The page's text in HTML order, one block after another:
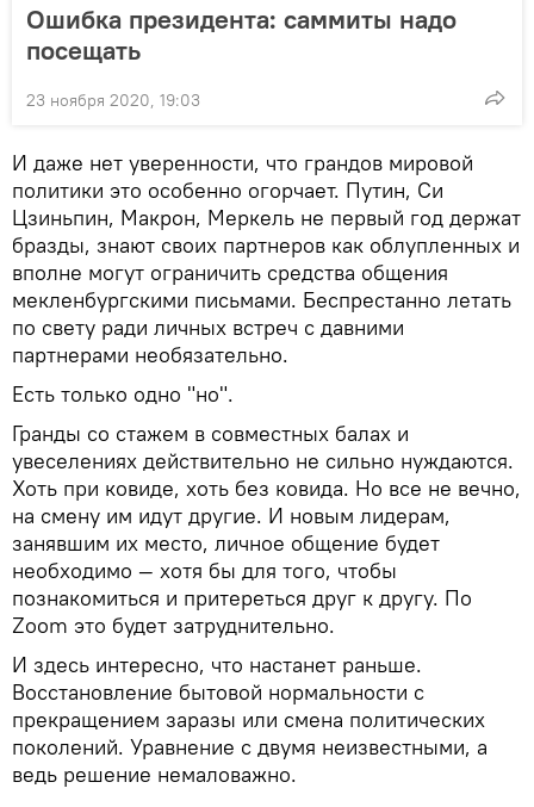
Ошибка президента: саммиты надо
посещать
23 ноября 2020, 19:03
И даже нет уверенности, что грандов мировой
политики это особенно огорчает. Путин, Си
Цзиньпин, Макрон, Меркель не первый год держат
бразды, знают своих партнеров как облупленных и
вполне могут ограничить средства общения
мекленбургскими письмами. Беспрестанно летать
по свету ради личных встреч с давними
партнерами необязательно.
Есть только одно "но".
Гранды со стажем в совместных балах и
увеселениях действительно не сильно нуждаются.
Хоть при ковиде, хоть без ковида. Но все не вечно,
на смену им идут другие. И новым лидерам,
занявшим их место, личное общение будет
необходимо — хотя бы для того, чтобы
познакомиться и притереться друг к другу. По
Zoom это будет затруднительно.
И здесь интересно, что настанет раньше.
Восстановление бытовой нормальности с
прекращением заразы или смена политических
поколений. Уравнение с двумя неизвестными, а
ведь решение немаловажно.